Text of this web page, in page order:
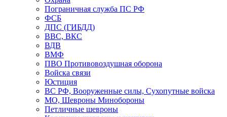
Пограничная служба ПС РФ
ФСБ
ДПС (ГИБДД)
ВВС, ВКС
ВДВ
ВМФ
ПВО Противовоздушная оборона
Войска связи
Юстиция
ВС РФ, Вооруженные силы, Сухопутные войска
МО, Шевроны Минобороны
Петличные шевроны